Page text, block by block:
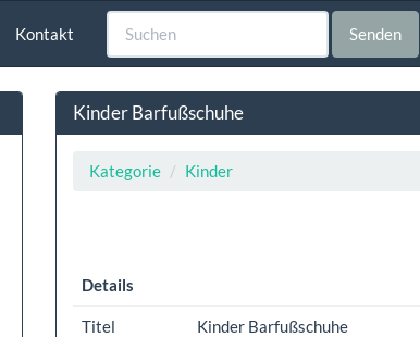
Kontakt Senden
Kinder Barfußschuhe
Kategorie Kinder
Details
Titel Kinder Barfußschuhe